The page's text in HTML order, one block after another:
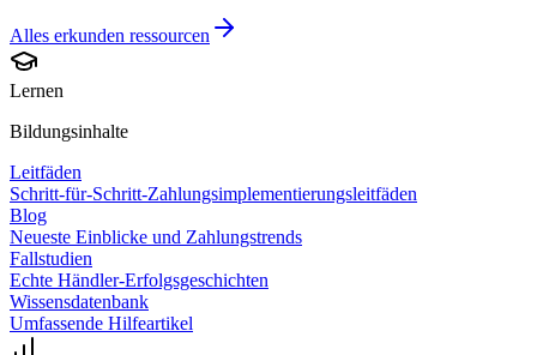
Alles erkunden ressourcen
Lernen
Bildungsinhalte
Leitfäden
Schritt-für-Schritt-Zahlungsimplementierungsleitfäden
Blog
Neueste Einblicke und Zahlungstrends
Fallstudien
Echte Händler-Erfolgsgeschichten
Wissensdatenbank
Umfassende Hilfeartikel